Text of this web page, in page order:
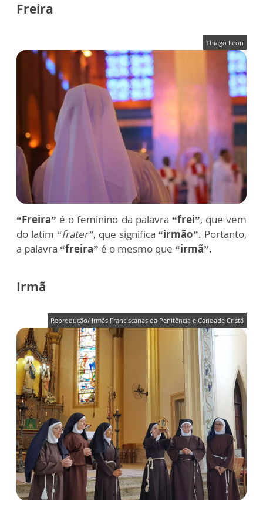
Freira
Thiago Leon
“Freira” é o feminino da palavra “frei”, que vem
do latim “frater”, que significa“irmão”. Portanto,
a palavra “freira” é o mesmo que “irmã”.
Irmã
Reprodução/ Irmãs Franciscanas da Penitência e Caridade Cristã